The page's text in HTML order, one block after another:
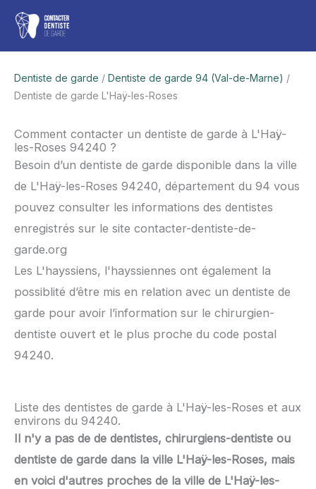
Aller
contenu
Dentiste de garde / Dentiste de garde 94 (Val-de-Marne) /
Dentiste de garde L'Haÿ-les-Roses
Comment contacter un dentiste de garde à L'Haÿ-
les-Roses 94240 ?
Besoin d’un dentiste de garde disponible dans la ville
de L'Haÿ-les-Roses 94240, département du 94 vous
pouvez consulter les informations des dentistes
enregistrés sur le site contacter-dentiste-de-
garde.org
Les L'hayssiens, l'hayssiennes ont également la
possiblité d’être mis en relation avec un dentiste de
garde pour avoir l’information sur le chirurgien-
dentiste ouvert et le plus proche du code postal
94240.
Liste des dentistes de garde à L'Haÿ-les-Roses et aux
environs du 94240.
Il n'y a pas de de dentistes, chirurgiens-dentiste ou
dentiste de garde dans la ville L'Haÿ-les-Roses, mais
en voici d'autres proches de la ville de L'Haÿ-les-